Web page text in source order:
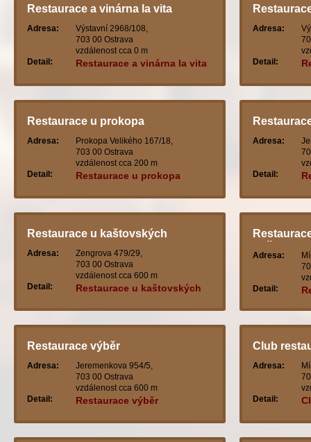
Restaurace a vinárna la vita
Adresa:
Výstavní 2968/108,
703 00 Ostrava
vzdálenost cca 0 m
Detail:
Restaurace a vinárna la vita
Adresa:
Detail:
Restaurace u prokopa
Adresa:
Prokopa Velikého 167/18,
703 00 Ostrava
vzdálenost cca 200 m
Detail:
Restaurace u prokopa
Adresa:
Detail:
Restaurace u kaštovských
Adresa:
Zengrova 479/29,
703 00 Ostrava
vzdálenost cca 600 m
Detail:
Restaurace u kaštovských
guliver
Adresa:
Detail:
Restaurace výběr
Adresa:
Jeremenkova 954/5,
703 00 Ostrava
vzdálenost cca 600 m
Detail:
Restaurace výběr
Club
Adresa:
Detail: